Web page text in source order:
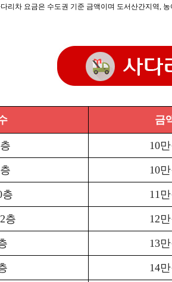
리차 요금은 수도권 기준 금액이며 도서산간지역,
금
10
10
층 11
층 12
13
14